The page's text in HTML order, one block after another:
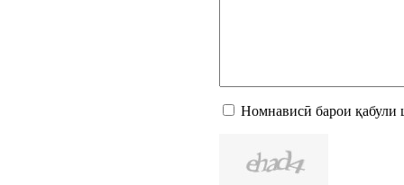
Номнависӣ барои қабули